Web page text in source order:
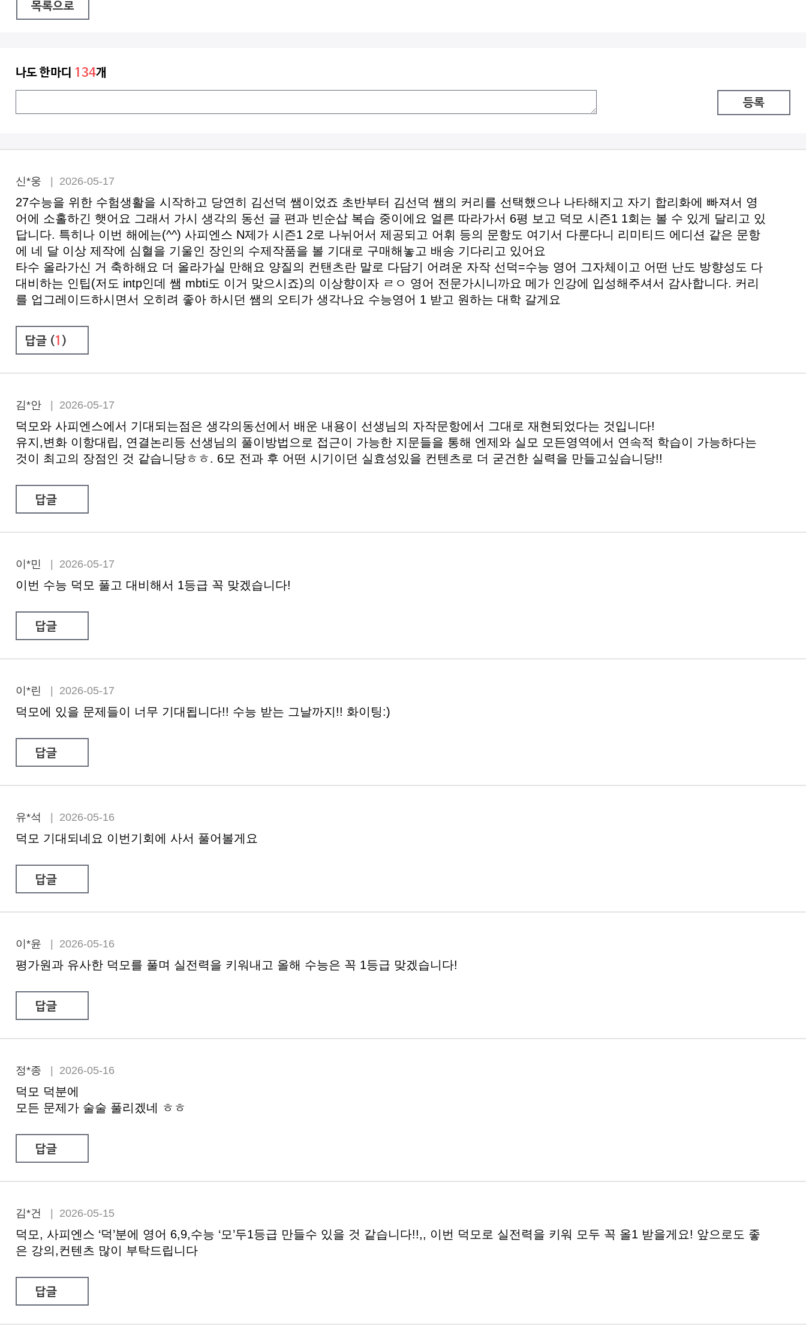
목록으로
나도 한마디 134개
등록
신*웅 | 2026-05-17
27수능을 위한 수험생활을 시작하고 당연히 김선덕 쌤이었죠 초반부터 김선덕 쌤의 커리를 선택했으나 나타해지고 자기 합리화에 빠져서 영
어에 소홀하긴 햇어요 그래서 가시 생각의 동선 글 편과 빈순삽 복습 중이에요 얼른 따라가서 6평 보고 덕모 시즌1 1회는 볼 수 있게 달리고 있
답니다. 특히나 이번 해에는(^^) 사피엔스 N제가 시즌1 2로 나뉘어서 제공되고 어휘 등의 문항도 여기서 다룬다니 리미티드 에디션 같은 문항
에 네 달 이상 제작에 심혈을 기울인 장인의 수제작품을 볼 기대로 구매해놓고 배송 기다리고 있어요
타수 올라가신 거 축하해요 더 올라가실 만해요 양질의 컨탠츠란 말로 다담기 어려운 자작 선덕=수능 영어 그자체이고 어떤 난도 방향성도 다
대비하는 인팁(저도 intp인데 쌤 mbti도 이거 맞으시죠)의 이상향이자 ㄹㅇ 영어 전문가시니까요 메가 인강에 입성해주셔서 감사합니다. 커리
를 업그레이드하시면서 오히려 좋아 하시던 쌤의 오티가 생각나요 수능영어 1 받고 원하는 대학 갈게요
답글 (1 )
김*안 | 2026-05-17
덕모와 사피엔스에서 기대되는점은 생각의동선에서 배운 내용이 선생님의 자작문항에서 그대로 재현되었다는 것입니다!
유지,변화 이항대립, 연결논리등 선생님의 풀이방법으로 접근이 가능한 지문들을 통해 엔제와 실모 모든영역에서 연속적 학습이 가능하다는
것이 최고의 장점인 것 같습니당ㅎㅎ. 6모 전과 후 어떤 시기이던 실효성있을 컨텐츠로 더 굳건한 실력을 만들고싶습니당!!
답글
이*민 | 2026-05-17
이번 수능 덕모 풀고 대비해서 1등급 꼭 맞겠습니다!
답글
이*린 | 2026-05-17
덕모에 있을 문제들이 너무 기대됩니다!! 수능 받는 그날까지!! 화이팅:)
답글
유*석 | 2026-05-16
덕모 기대되네요 이번기회에 사서 풀어볼게요
답글
이*윤 | 2026-05-16
평가원과 유사한 덕모를 풀며 실전력을 키워내고 올해 수능은 꼭 1등급 맞겠습니다!
답글
정*종 | 2026-05-16
덕모 덕분에
모든 문제가 술술 풀리겠네 ㅎㅎ
답글
김*건 | 2026-05-15
덕모, 사피엔스 ‘덕’분에 영어 6,9,수능 ‘모’두1등급 만들수 있을 것 같습니다!!,, 이번 덕모로 실전력을 키워 모두 꼭 올1 받을게요! 앞으로도 좋
은 강의,컨텐츠 많이 부탁드립니다
답글